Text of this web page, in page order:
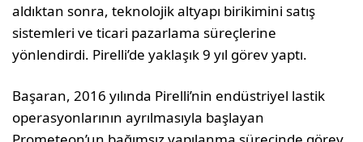
aldıktan sonra, teknolojik altyapı birikimini satış
sistemleri ve ticari pazarlama süreçlerine
yönlendirdi. Pirelli’de yaklaşık 9 yıl görev yaptı.
Başaran, 2016 yılında Pirelli’nin endüstriyel lastik
operasyonlarının ayrılmasıyla başlayan